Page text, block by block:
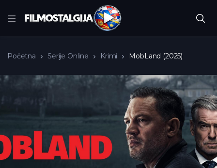
Početna Serije Online Krimi MobLand (2025)